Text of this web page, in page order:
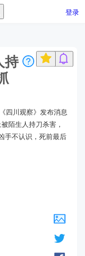
登录
持
四川观察》发布消息
陌生人持刀杀害，
手不认识，死前最后